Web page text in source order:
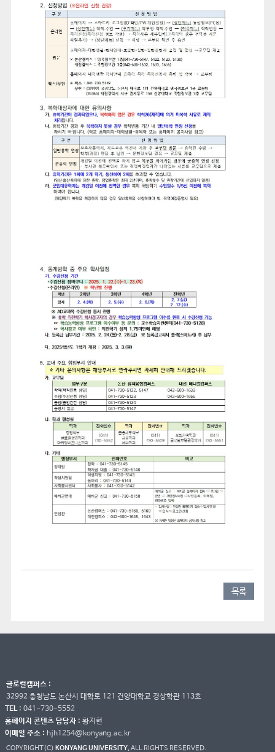
목록
글로컬캠퍼스 :
32992 충청남도 논산시 대학로 121 건양대학교 경상학관 113호
TEL : 041-730-5552
홈페이지 콘텐츠 담당자 : 황지현
이메일 주소 : hjh1254@konyang.ac.kr
COPYRIGHT(C) KONYANG UNIVERSITY.ALL RIGHTS RESERVED.